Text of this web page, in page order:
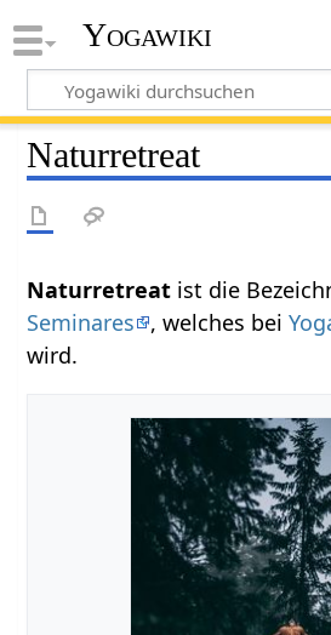
Yogawiki
Naturretreat
Naturretreat ist die
Seminares
, welches bei
wird.